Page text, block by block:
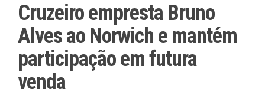
Cruzeiro empresta Bruno
Alves ao Norwich e mantém
participação em futura
venda